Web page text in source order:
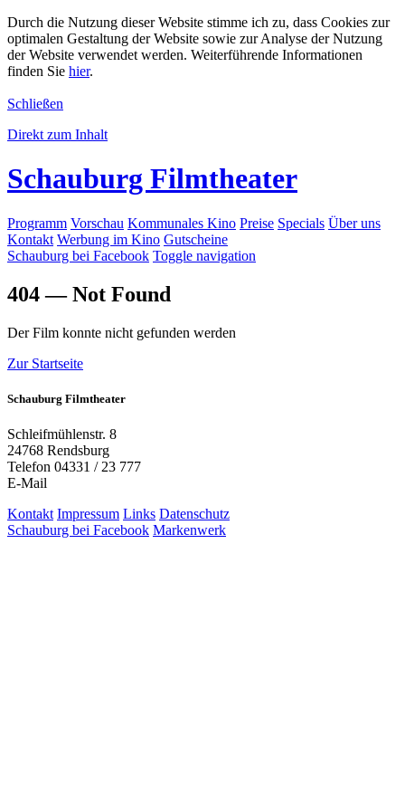
Durch die Nutzung dieser Website stimme ich zu, dass Cookies zur
optimalen Gestaltung der Website sowie zur Analyse der Nutzung
der Website verwendet werden. Weiterführende Informationen
finden Sie hier.
Schließen
Direkt zum Inhalt
Schauburg Filmtheater
Programm Vorschau Kommunales Kino Preise Specials Über uns
Kontakt Werbung im Kino Gutscheine
Schauburg bei Facebook Toggle navigation
404 — Not Found
Der Film konnte nicht gefunden werden
Zur Startseite
Schauburg Filmtheater
Schleifmühlenstr. 8
24768 Rendsburg
Telefon 04331 / 23 777
E-Mail
Kontakt Impressum Links Datenschutz
Schauburg bei Facebook Markenwerk